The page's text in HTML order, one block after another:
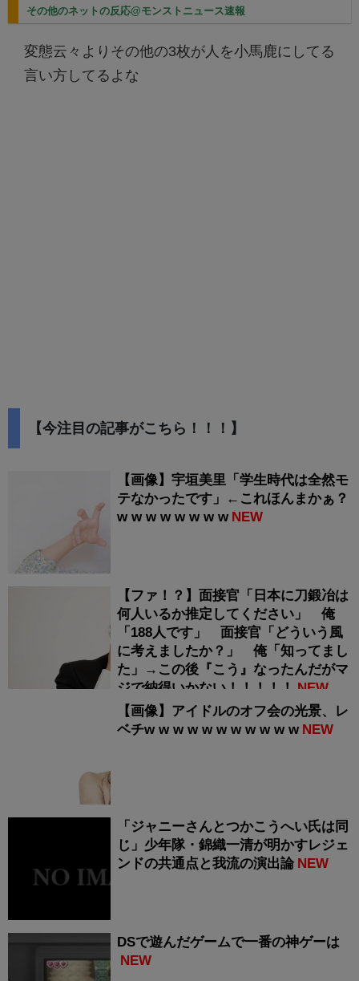
その他のネットの反応@モンストニュース速報
変態云々よりその他の3枚が人を小馬鹿にしてる
言い方してるよな
【今注目の記事がこちら！！！】
【画像】宇垣美里「学生時代は全然モ
テなかったです」←これほんまかぁ？
w w w w w w w w NEW
【ファ！？】面接官「日本に刀鍛冶は
何人いるか推定してください」 俺
「188人です」 面接官「どういう風
に考えましたか？」 俺「知ってまし
た」→この後『こう』なったんだがマ
ジで納得いかない！！！！！
NEW
【画像】アイドルのオフ会の光景、レ
ベチw w w w w w w w w w w NEW
「ジャニーさんとつかこうへい氏は同
じ」少年隊・錦織一清が明かすレジェ
ンドの共通点と我流の演出論 NEW
DSで遊んだゲームで一番の神ゲーは
NEW